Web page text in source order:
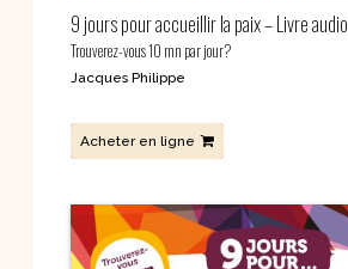
9 jours pour accueillir la paix – Livre audio
Trouverez-vous 10 mn par jour?
Jacques Philippe
Acheter en ligne